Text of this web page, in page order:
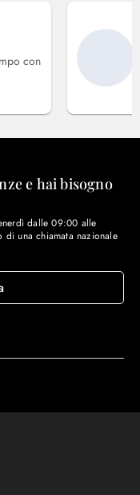
con
e hai bisogno
dalle 09:00 alle
una chiamata nazionale